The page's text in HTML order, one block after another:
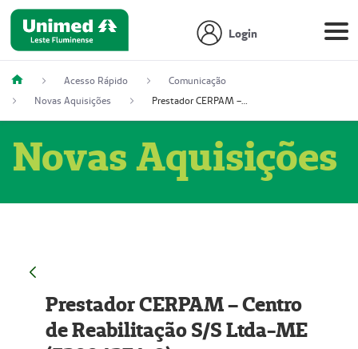
Login
Acesso Rápido
Comunicação
Novas Aquisições
Prestador CERPAM – Centro de Reabilitação S/S Ltda-ME (52004274-8)
Novas Aquisições
Prestador CERPAM – Centro
de Reabilitação S/S Ltda-ME